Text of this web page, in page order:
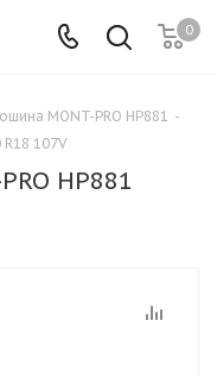
0
MONT-PRO HP881 -
107V
HP881